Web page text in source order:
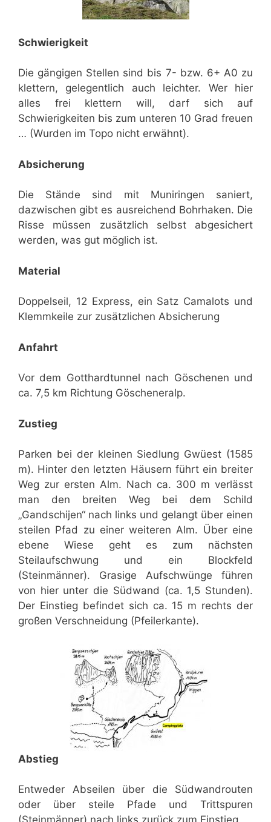
Schwierigkeit
Die gängigen Stellen sind bis 7- bzw. 6+ A0 zu
klettern, gelegentlich auch leichter. Wer hier
alles frei klettern will, darf sich auf
Schwierigkeiten bis zum unteren 10 Grad freuen
… (Wurden im Topo nicht erwähnt).
Absicherung
Die Stände sind mit Muniringen saniert,
dazwischen gibt es ausreichend Bohrhaken. Die
Risse müssen zusätzlich selbst abgesichert
werden, was gut möglich ist.
Material
Doppelseil, 12 Express, ein Satz Camalots und
Klemmkeile zur zusätzlichen Absicherung
Anfahrt
Vor dem Gotthardtunnel nach Göschenen und
ca. 7,5 km Richtung Göscheneralp.
Zustieg
Parken bei der kleinen Siedlung Gwüest (1585
m). Hinter den letzten Häusern führt ein breiter
Weg zur ersten Alm. Nach ca. 300 m verlässt
man den breiten Weg bei dem Schild
„Gandschijen“ nach links und gelangt über einen
steilen Pfad zu einer weiteren Alm. Über eine
ebene Wiese geht es zum nächsten
Steilaufschwung und ein Blockfeld
(Steinmänner). Grasige Aufschwünge führen
von hier unter die Südwand (ca. 1,5 Stunden).
Der Einstieg befindet sich ca. 15 m rechts der
großen Verschneidung (Pfeilerkante).
Abstieg
Entweder Abseilen über die Südwandrouten
oder über steile Pfade und Trittspuren